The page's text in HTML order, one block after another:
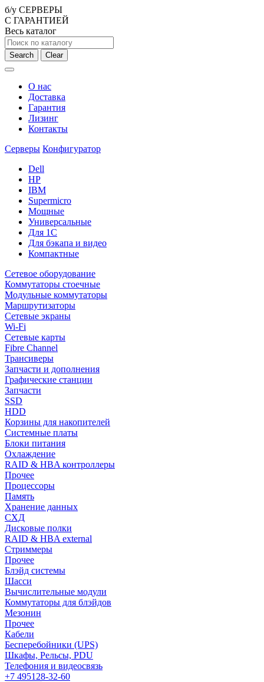
б/у СЕРВЕРЫ
С ГАРАНТИЕЙ
Весь каталог
Search Clear
О нас
Доставка
Гарантия
Лизинг
Контакты
Серверы Конфигуратор
Dell
HP
IBM
Supermicro
Мощные
Универсальные
Для 1С
Для бэкапа и видео
Компактные
Сетевое оборудование
Коммутаторы стоечные
Модульные коммутаторы
Маршрутизаторы
Сетевые экраны
Wi-Fi
Сетевые карты
Fibre Channel
Трансиверы
Запчасти и дополнения
Графические станции
Запчасти
SSD
HDD
Корзины для накопителей
Системные платы
Блоки питания
Охлаждение
RAID & HBA контроллеры
Прочее
Процессоры
Память
Хранение данных
СХД
Дисковые полки
RAID & HBA external
Стриммеры
Прочее
Блэйд системы
Шасси
Вычислительные модули
Коммутаторы для блэйдов
Мезонин
Прочее
Кабели
Бесперебойники (UPS)
Шкафы, Рельсы, PDU
Телефония и видеосвязь
+7 495128-32-60